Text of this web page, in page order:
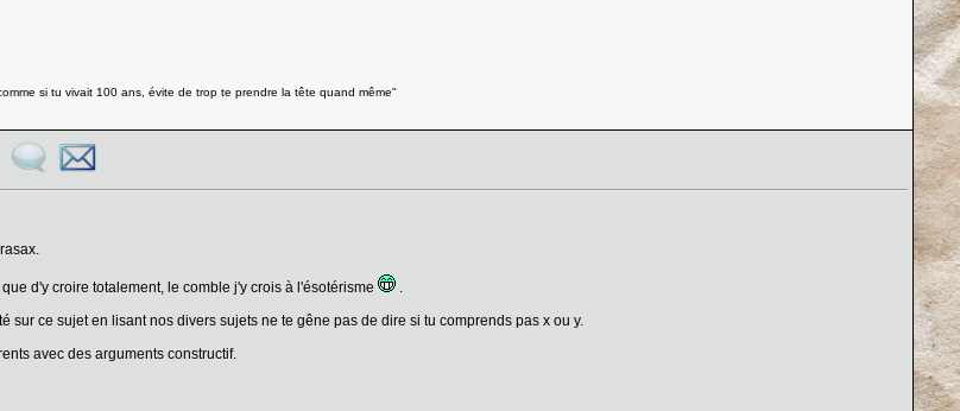
si tu vivait 100 ans, évite de trop te prendre la tête quand même"
d'y croire totalement, le comble j'y crois à l'ésotérisme
.
sur ce sujet en lisant nos divers sujets ne te gêne pas de dire si tu comprends pas x ou y.
avec des arguments constructif.